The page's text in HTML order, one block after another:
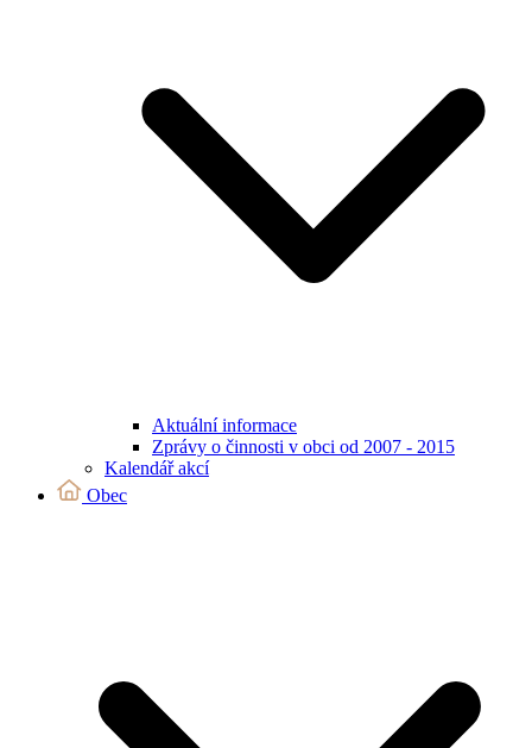
Aktuální informace
Zprávy o činnosti v obci od 2007 - 2015
Kalendář akcí
Obec